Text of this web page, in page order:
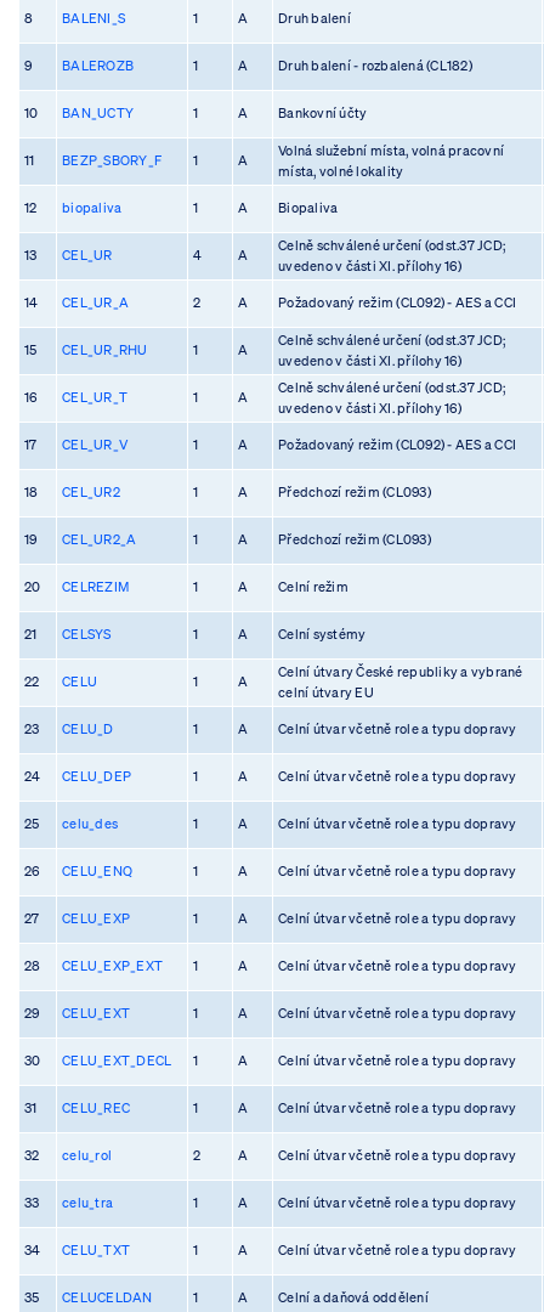
8 BALENI_S 1 A Druh balení
9 BALEROZB 1 A Druh balení - rozbalená (CL182)
10 BAN_UCTY 1 A Bankovní účty
11 BEZP_SBORY_F 1 A
Volná služební místa, volná pracovní
místa, volné lokality
12 biopaliva 1 A Biopaliva
13 CEL_UR 4 A
Celně schválené určení (odst.37 JCD;
uvedeno v části XI. přílohy 16)
14 CEL_UR_A 2 A Požadovaný režim (CL092) - AES a CCI
15 CEL_UR_RHU 1 A
Celně schválené určení (odst.37 JCD;
uvedeno v části XI. přílohy 16)
16 CEL_UR_T 1 A
Celně schválené určení (odst.37 JCD;
uvedeno v části XI. přílohy 16)
17 CEL_UR_V 1 A Požadovaný režim (CL092) - AES a CCI
18 CEL_UR2 1 A Předchozí režim (CL093)
19 CEL_UR2_A 1 A Předchozí režim (CL093)
20 CELREZIM 1 A Celní režim
21 CELSYS 1 A Celní systémy
22 CELU 1 A
Celní útvary České republiky a vybrané
celní útvary EU
23 CELU_D 1 A Celní útvar včetně role a typu dopravy
24 CELU_DEP 1 A Celní útvar včetně role a typu dopravy
25 celu_des 1 A Celní útvar včetně role a typu dopravy
26 CELU_ENQ 1 A Celní útvar včetně role a typu dopravy
27 CELU_EXP 1 A Celní útvar včetně role a typu dopravy
28 CELU_EXP_EXT 1 A Celní útvar včetně role a typu dopravy
29 CELU_EXT 1 A Celní útvar včetně role a typu dopravy
30 CELU_EXT_DECL 1 A Celní útvar včetně role a typu dopravy
31 CELU_REC 1 A Celní útvar včetně role a typu dopravy
32 celu_rol 2 A Celní útvar včetně role a typu dopravy
33 celu_tra 1 A Celní útvar včetně role a typu dopravy
34 CELU_TXT 1 A Celní útvar včetně role a typu dopravy
35 CELUCELDAN 1 A Celní a daňová oddělení